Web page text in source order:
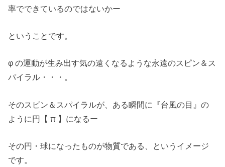
率でできているのではないかー
ということです。
φ の運動が生み出す気の遠くなるような永遠のスピン＆ス
パイラル・・・。
そのスピン＆スパイラルが、ある瞬間に『台風の目』の
ように円【 π 】になるー
その円・球になったものが物質である、というイメージ
です。